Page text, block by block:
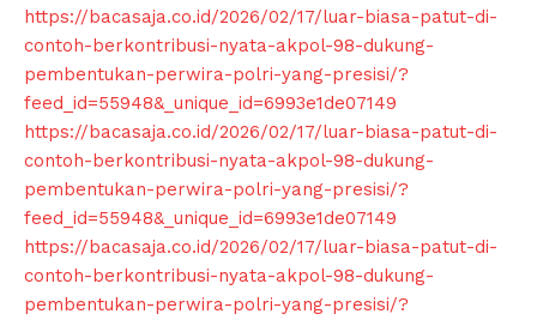
https://bacasaja.co.id/2026/02/17/luar-biasa-patut-di-
contoh-berkontribusi-nyata-akpol-98-dukung-
pembentukan-perwira-polri-yang-presisi/?
feed_id=55948&_unique_id=6993e1de07149
https://bacasaja.co.id/2026/02/17/luar-biasa-patut-di-
contoh-berkontribusi-nyata-akpol-98-dukung-
pembentukan-perwira-polri-yang-presisi/?
feed_id=55948&_unique_id=6993e1de07149
https://bacasaja.co.id/2026/02/17/luar-biasa-patut-di-
contoh-berkontribusi-nyata-akpol-98-dukung-
pembentukan-perwira-polri-yang-presisi/?